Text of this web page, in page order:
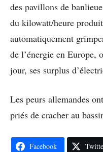
des pavillons de
du kilowatt/heure
automatiquement
de l’énergie en Europe,
jour, ses surplus
Les peurs allemandes
priés de cracher au
Facebook